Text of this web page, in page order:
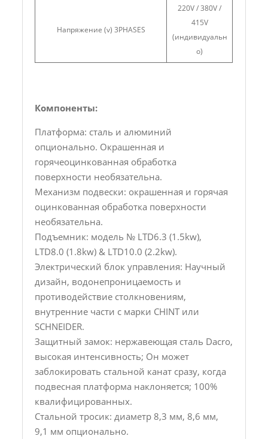
Напряжение (v) 3PHASES
220V / 380V /
415V
(индивидуальн
о)
Компоненты:
Платформа: сталь и алюминий
опционально. Окрашенная и
горячеоцинкованная обработка
поверхности необязательна.
Механизм подвески: окрашенная и горячая
оцинкованная обработка поверхности
необязательна.
Подъемник: модель № LTD6.3 (1.5kw),
LTD8.0 (1.8kw) & LTD10.0 (2.2kw).
Электрический блок управления: Научный
дизайн, водонепроницаемость и
противодействие столкновениям,
внутренние части с марки CHINT или
SCHNEIDER.
Защитный замок: нержавеющая сталь Dacro,
высокая интенсивность; Он может
заблокировать стальной канат сразу, когда
подвесная платформа наклоняется; 100%
квалифицированных.
Стальной тросик: диаметр 8,3 мм, 8,6 мм,
9,1 мм опционально.